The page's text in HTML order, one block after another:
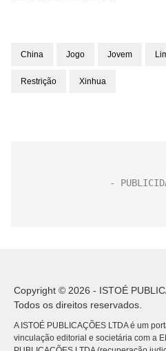
China Jogo Jovem
Restrição Xinhua
Copyright © 2026 - ISTOÉ
Todos os direitos reservados.
A ISTOÉ PUBLICAÇÕES LTDA é um
vinculação editorial e societária com a